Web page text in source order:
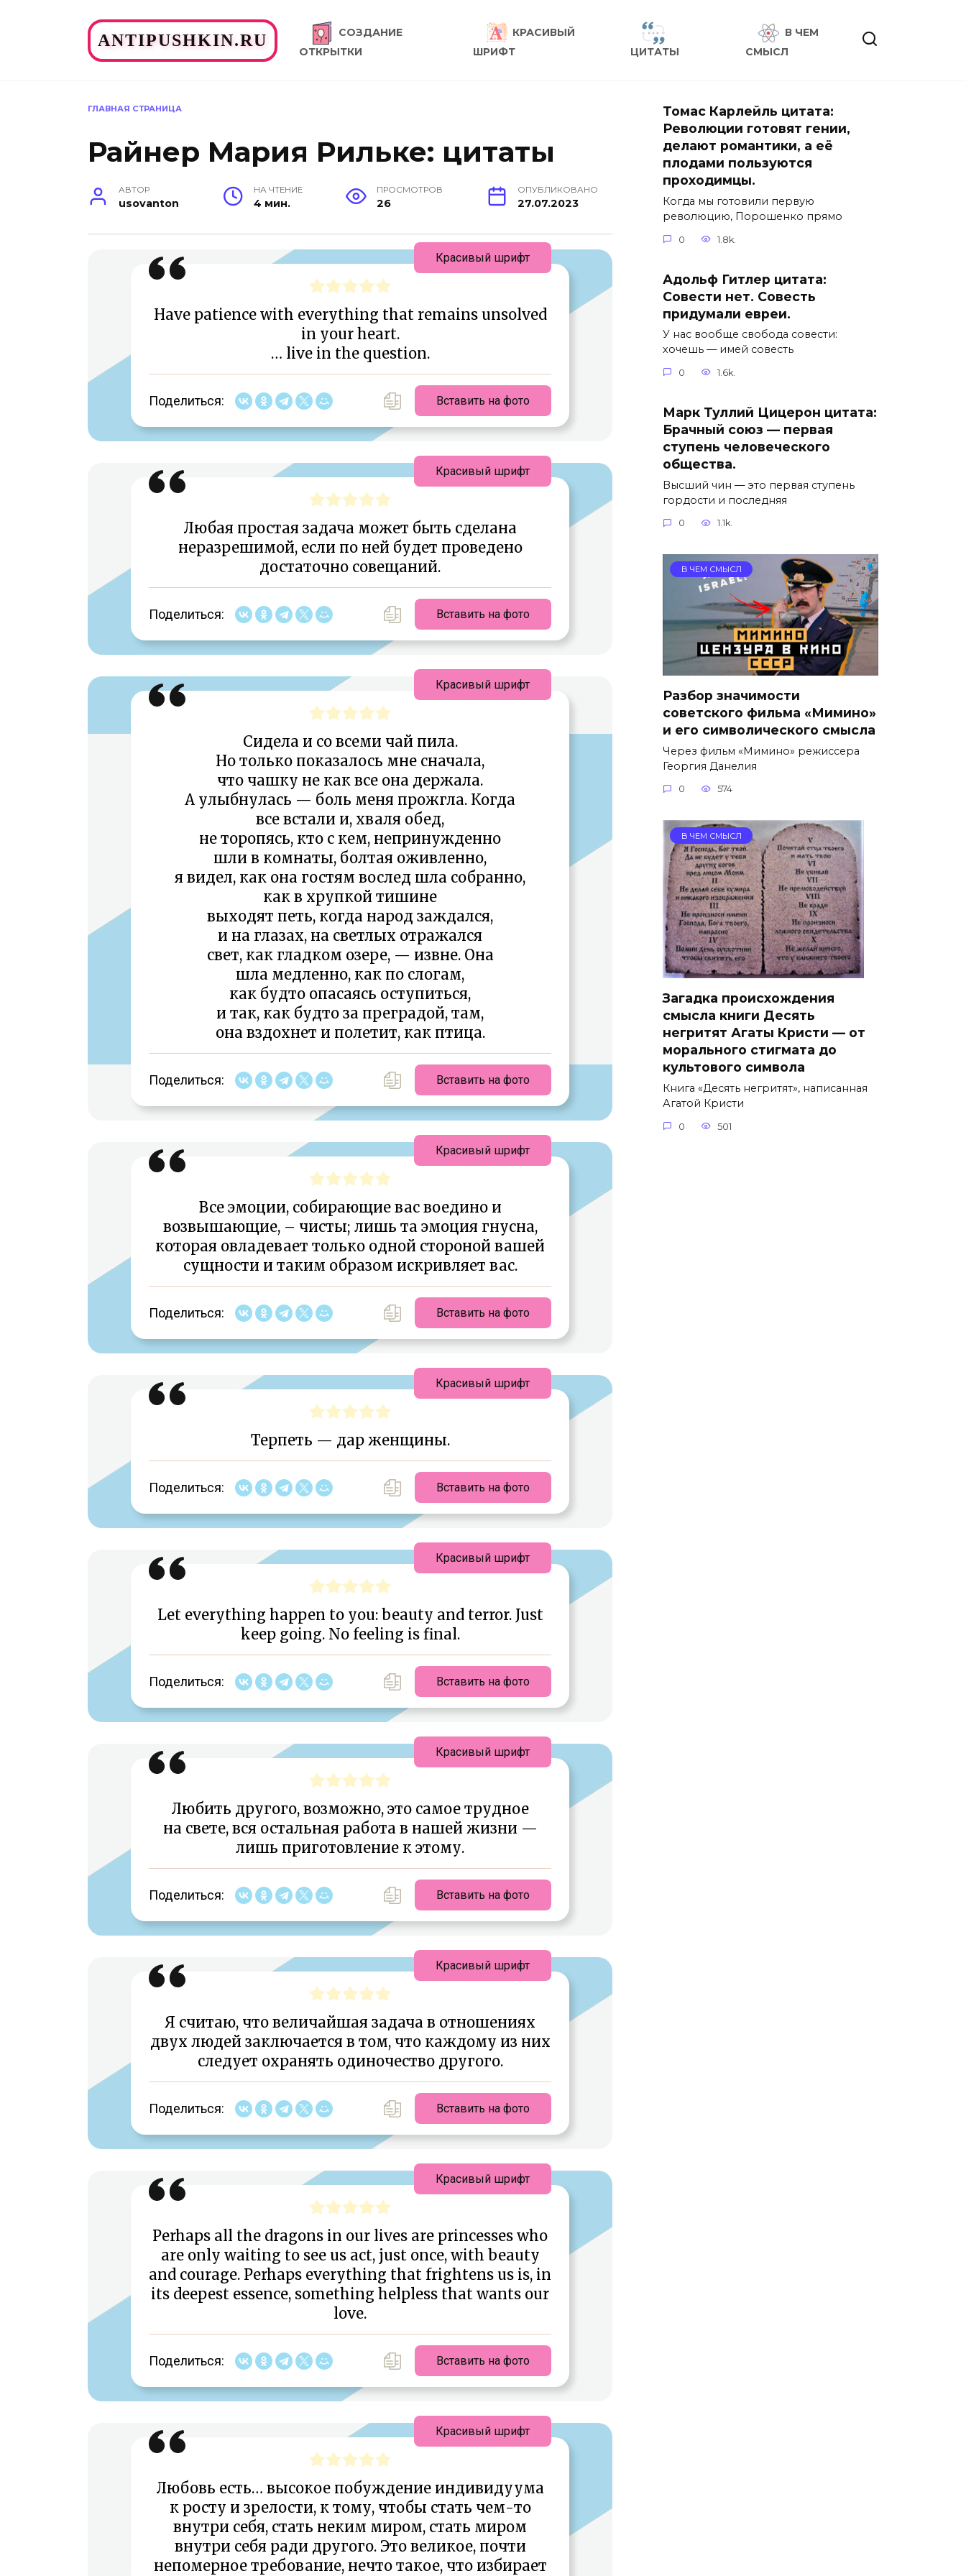
ANTIPUSHKIN.RU
СОЗДАНИЕ
ОТКРЫТКИ
КРАСИВЫЙ
ШРИФТ
ЦИТАТЫ
В ЧЕМ
СМЫСЛ
ГЛАВНАЯ СТРАНИЦА
Райнер Мария Рильке: цитаты
АВТОР
usovanton
НА ЧТЕНИЕ
4 мин.
ПРОСМОТРОВ
26
ОПУБЛИКОВАНО
27.07.2023
Have patience with everything that remains unsolved
in your heart.
… live in the question.
Поделиться: Вставить на фото
Красивый шрифт
Любая простая задача может быть сделана
неразрешимой, если по ней будет проведено
достаточно совещаний.
Поделиться: Вставить на фото
Красивый шрифт
Сидела и со всеми чай пила.
Но только показалось мне сначала,
что чашку не как все она держала.
А улыбнулась — боль меня прожгла. Когда
все встали и, хваля обед,
не торопясь, кто с кем, непринужденно
шли в комнаты, болтая оживленно,
я видел, как она гостям вослед шла собранно,
как в хрупкой тишине
выходят петь, когда народ заждался,
и на глазах, на светлых отражался
свет, как гладком озере, — извне. Она
шла медленно, как по слогам,
как будто опасаясь оступиться,
и так, как будто за преградой, там,
она вздохнет и полетит, как птица.
Поделиться: Вставить на фото
Красивый шрифт
Все эмоции, собирающие вас воедино и
возвышающие, – чисты; лишь та эмоция гнусна,
которая овладевает только одной стороной вашей
сущности и таким образом искривляет вас.
Поделиться: Вставить на фото
Красивый шрифт
Терпеть — дар женщины.
Поделиться: Вставить на фото
Красивый шрифт
Let everything happen to you: beauty and terror. Just
keep going. No feeling is final.
Поделиться: Вставить на фото
Красивый шрифт
Любить другого, возможно, это самое трудное
на свете, вся остальная работа в нашей жизни —
лишь приготовление к этому.
Поделиться: Вставить на фото
Красивый шрифт
Я считаю, что величайшая задача в отношениях
двух людей заключается в том, что каждому из них
следует охранять одиночество другого.
Поделиться: Вставить на фото
Красивый шрифт
Perhaps all the dragons in our lives are princesses who
are only waiting to see us act, just once, with beauty
and courage. Perhaps everything that frightens us is, in
its deepest essence, something helpless that wants our
love.
Поделиться: Вставить на фото
Красивый шрифт
Любовь есть… высокое побуждение индивидуума
к росту и зрелости, к тому, чтобы стать чем-то
внутри себя, стать неким миром, стать миром
внутри себя ради другого. Это великое, почти
непомерное требование, нечто такое, что избирает
Красивый шрифт
Томас Карлейль цитата:
Революции готовят гении,
делают романтики, а её
плодами пользуются
проходимцы.
Когда мы готовили первую
революцию, Порошенко прямо
0 1.8k.
Адольф Гитлер цитата:
Совести нет. Совесть
придумали евреи.
У нас вообще свобода совести:
хочешь — имей совесть
0 1.6k.
Марк Туллий Цицерон цитата:
Брачный союз — первая
ступень человеческого
общества.
Высший чин — это первая ступень
гордости и последняя
0 1.1k.
В ЧЕМ СМЫСЛ
Разбор значимости
советского фильма «Мимино»
и его символического смысла
Через фильм «Мимино» режиссера
Георгия Данелия
0 574
В ЧЕМ СМЫСЛ
Загадка происхождения
смысла книги Десять
негритят Агаты Кристи — от
морального стигмата до
культового символа
Книга «Десять негритят», написанная
Агатой Кристи
0 501